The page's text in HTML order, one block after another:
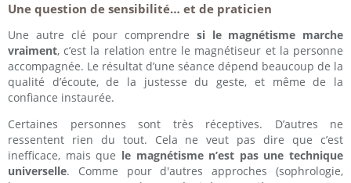
Une question de sensibilité… et de praticien
Une autre clé pour comprendre si le magnétisme marche
vraiment, c’est la relation entre le magnétiseur et la personne
accompagnée. Le résultat d’une séance dépend beaucoup de la
qualité d’écoute, de la justesse du geste, et même de la
confiance instaurée.
Certaines personnes sont très réceptives. D’autres ne
ressentent rien du tout. Cela ne veut pas dire que c’est
inefficace, mais que le magnétisme n’est pas une technique
universelle. Comme pour d'autres approches (sophrologie,